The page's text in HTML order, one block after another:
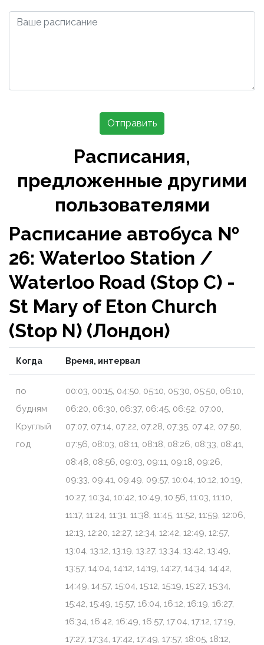
Отправить
Расписания,
предложенные другими
пользователями
Расписание автобуса №
26: Waterloo Station /
Waterloo Road (Stop C) -
St Mary of Eton Church
(Stop N) (Лондон)
Когда Время, интервал
по
будням
Круглый
год
00:03, 00:15, 04:50, 05:10, 05:30, 05:50, 06:10,
06:20, 06:30, 06:37, 06:45, 06:52, 07:00,
07:07, 07:14, 07:22, 07:28, 07:35, 07:42, 07:50,
07:56, 08:03, 08:11, 08:18, 08:26, 08:33, 08:41,
08:48, 08:56, 09:03, 09:11, 09:18, 09:26,
09:33, 09:41, 09:49, 09:57, 10:04, 10:12, 10:19,
10:27, 10:34, 10:42, 10:49, 10:56, 11:03, 11:10,
11:17, 11:24, 11:31, 11:38, 11:45, 11:52, 11:59, 12:06,
12:13, 12:20, 12:27, 12:34, 12:42, 12:49, 12:57,
13:04, 13:12, 13:19, 13:27, 13:34, 13:42, 13:49,
13:57, 14:04, 14:12, 14:19, 14:27, 14:34, 14:42,
14:49, 14:57, 15:04, 15:12, 15:19, 15:27, 15:34,
15:42, 15:49, 15:57, 16:04, 16:12, 16:19, 16:27,
16:34, 16:42, 16:49, 16:57, 17:04, 17:12, 17:19,
17:27, 17:34, 17:42, 17:49, 17:57, 18:05, 18:12,